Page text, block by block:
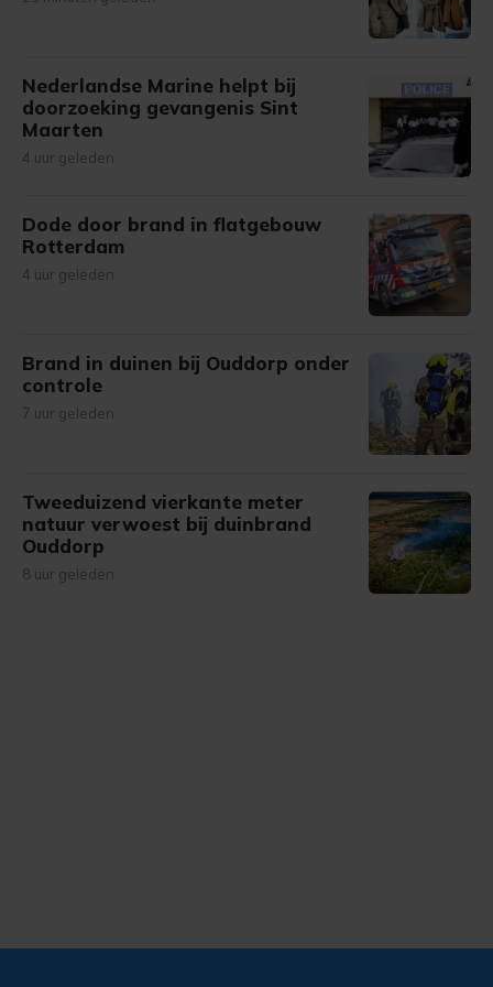
Nederlandse Marine helpt bij
doorzoeking gevangenis Sint
Maarten
4 uur geleden
Dode door brand in flatgebouw
Rotterdam
4 uur geleden
Brand in duinen bij Ouddorp onder
controle
7 uur geleden
Tweeduizend vierkante meter
natuur verwoest bij duinbrand
Ouddorp
8 uur geleden